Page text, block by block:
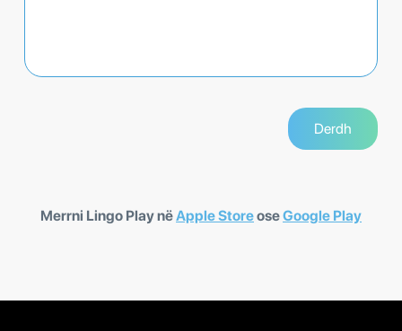
Merrni Lingo Play nëApple StoreoseGoogle Play